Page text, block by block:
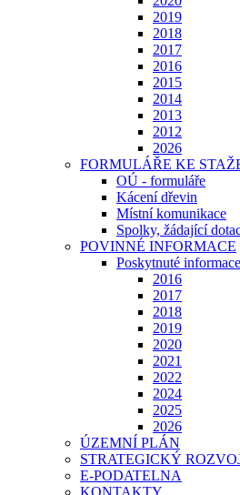
2019
2018
2017
2016
2015
2014
2013
2012
2026
FORMULÁŘE KE
OÚ - formuláře
Kácení dřevin
Místní komunikace
Spolky, žádající
POVINNÉ INFORMACE
Poskytnuté informace
2016
2017
2018
2019
2020
2021
2022
2024
2025
2026
ÚZEMNÍ PLÁN
STRATEGICKÝ
E-PODATELNA
KONTAKTY